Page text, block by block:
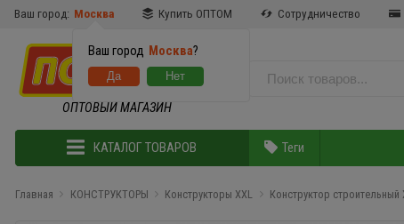
Ваш город: Москва
Ваш город Москва?
Купить ОПТОМ Сотрудничество
ОПТОВЫЙ МАГАЗИН
КАТАЛОГ ТОВАРОВ Теги
Главная КОНСТРУКТОРЫ Конструкторы XXL Конструктор